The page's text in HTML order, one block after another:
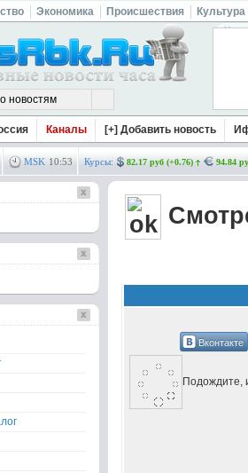
Экономика Происшествия Культура
Каналы [+] Добавить новость
MSK 10:53 Курсы: 82.17 руб (+0.76) 94.84
Вконтакте
Подождите,